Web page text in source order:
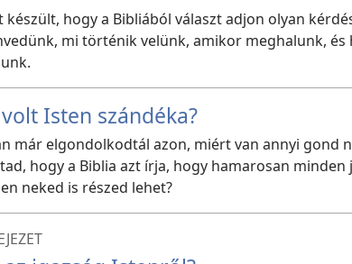
készült, hogy a Bibliából választ adjon olyan
mi történik velünk, amikor meghalunk, és
volt Isten szándéka?
már elgondolkodtál azon, miért van annyi gond
hogy a Biblia azt írja, hogy hamarosan
neked is részed lehet?